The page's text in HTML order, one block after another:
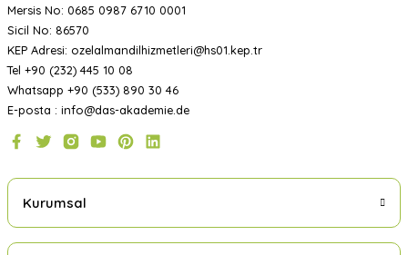
Mersis No: 0685 0987 6710 0001
Sicil No: 86570
KEP Adresi: ozelalmandilhizmetleri@hs01.kep.tr
Tel +90 (232) 445 10 08
Whatsapp +90 (533) 890 30 46
E-posta : info@das-akademie.de
Kurumsal